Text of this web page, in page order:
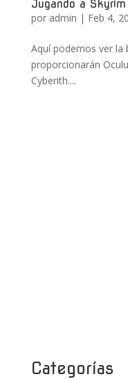
Jugando a
por admin | Feb 4,
Aquí podemos ver la
proporcionarán
Cyberith....
Categorías